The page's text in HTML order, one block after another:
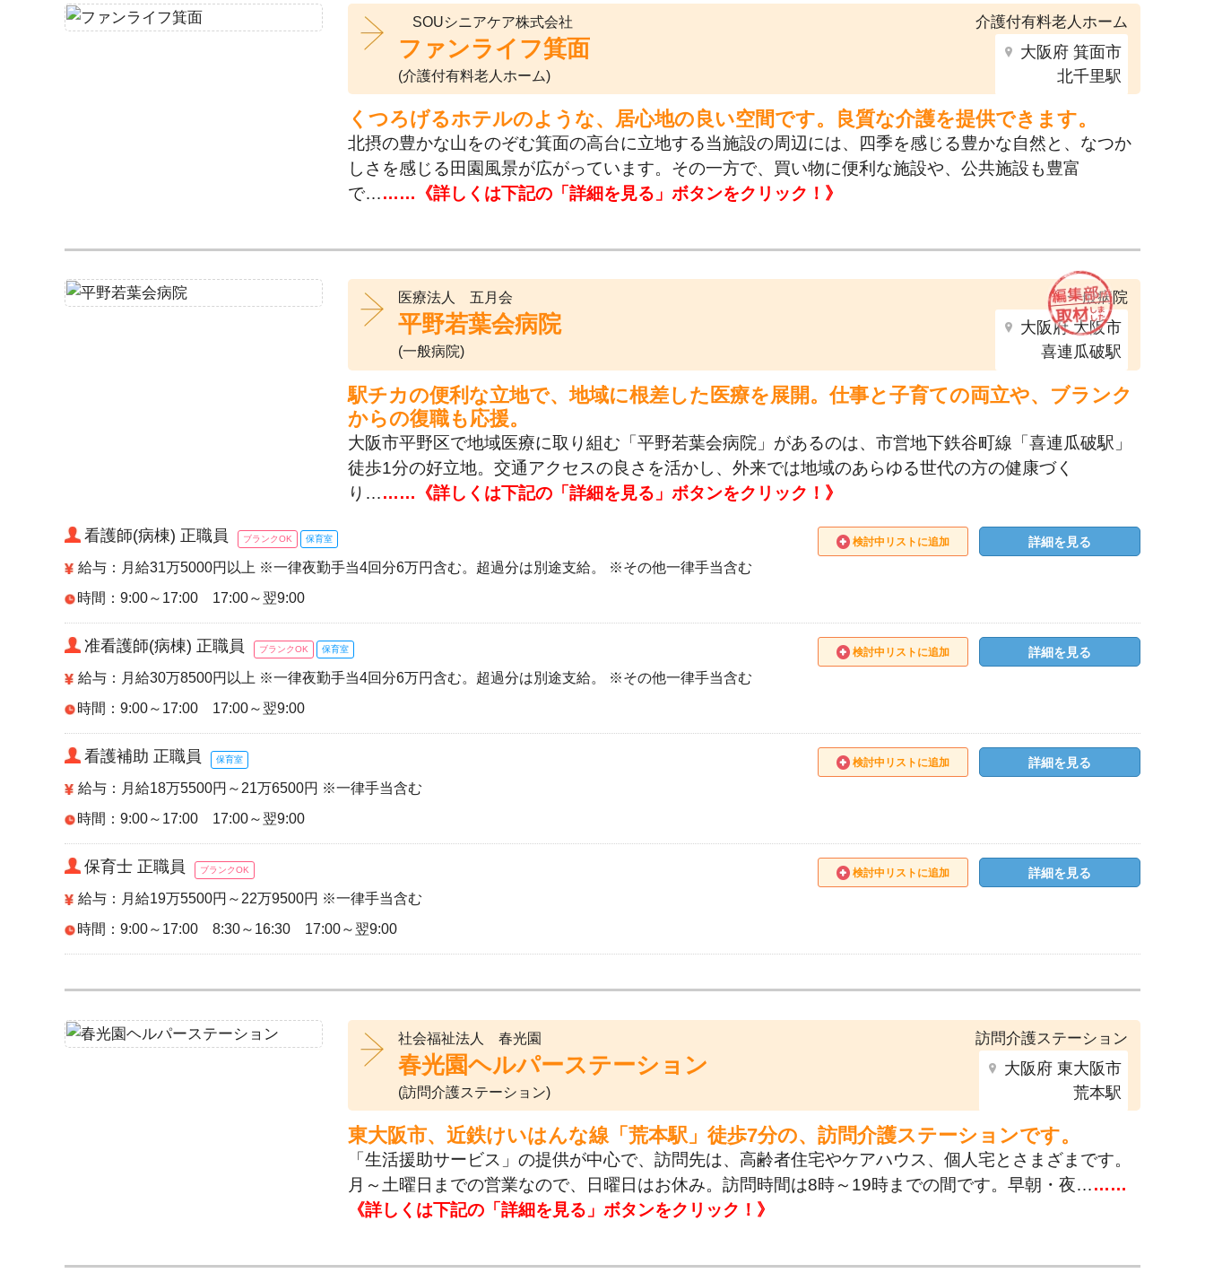
SOUシニアケア株式会社
ファンライフ箕面
(介護付有料老人ホーム)
介護付有料老人ホーム
大阪府 箕面市
北千里駅
くつろげるホテルのような、居心地の良い空間です。良質な介護を提供できます。
北摂の豊かな山をのぞむ箕面の高台に立地する当施設の周辺には、四季を感じる豊かな自然と、なつか
しさを感じる田園風景が広がっています。その一方で、買い物に便利な施設や、公共施設も豊富
で………《詳しくは下記の「詳細を見る」ボタンをクリック！》
医療法人 五月会
平野若葉会病院
(一般病院)
一般病院
大阪府 大阪市
喜連瓜破駅
駅チカの便利な立地で、地域に根差した医療を展開。仕事と子育ての両立や、ブランク
からの復職も応援。
大阪市平野区で地域医療に取り組む「平野若葉会病院」があるのは、市営地下鉄谷町線「喜連瓜破駅」
徒歩1分の好立地。交通アクセスの良さを活かし、外来では地域のあらゆる世代の方の健康づく
り………《詳しくは下記の「詳細を見る」ボタンをクリック！》
看護師(病棟) 正職員 ブランクOK 保育室
給与：月給31万5000円以上 ※一律夜勤手当4回分6万円含む。超過分は別途支給。 ※その他一律手当含む
時間：9:00～17:00 17:00～翌9:00
検討中リストに追加 詳細を見る
准看護師(病棟) 正職員 ブランクOK 保育室
給与：月給30万8500円以上 ※一律夜勤手当4回分6万円含む。超過分は別途支給。 ※その他一律手当含む
時間：9:00～17:00 17:00～翌9:00
検討中リストに追加 詳細を見る
看護補助 正職員 保育室
給与：月給18万5500円～21万6500円 ※一律手当含む
時間：9:00～17:00 17:00～翌9:00
検討中リストに追加 詳細を見る
保育士 正職員 ブランクOK
給与：月給19万5500円～22万9500円 ※一律手当含む
時間：9:00～17:00 8:30～16:30 17:00～翌9:00
検討中リストに追加 詳細を見る
社会福祉法人 春光園
春光園ヘルパーステーション
(訪問介護ステーション)
訪問介護ステーション
大阪府 東大阪市
荒本駅
東大阪市、近鉄けいはんな線「荒本駅」徒歩7分の、訪問介護ステーションです。
「生活援助サービス」の提供が中心で、訪問先は、高齢者住宅やケアハウス、個人宅とさまざまです。
月～土曜日までの営業なので、日曜日はお休み。訪問時間は8時～19時までの間です。早朝・夜………
《詳しくは下記の「詳細を見る」ボタンをクリック！》